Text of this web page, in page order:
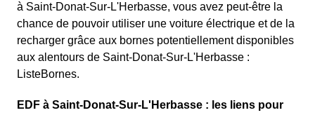
à Saint-Donat-Sur-L'Herbasse, vous avez peut-être la
chance de pouvoir utiliser une voiture électrique et de la
recharger grâce aux bornes potentiellement disponibles
aux alentours de Saint-Donat-Sur-L'Herbasse :
ListeBornes.
EDF à Saint-Donat-Sur-L'Herbasse : les liens pour